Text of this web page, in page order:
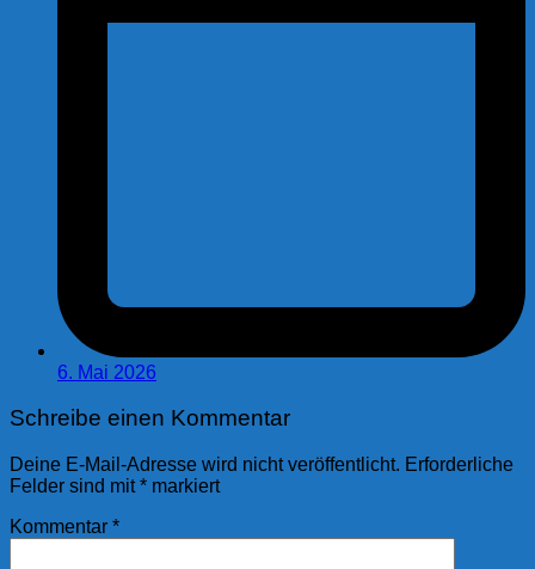
6. Mai 2026
Schreibe einen Kommentar
Deine E-Mail-Adresse wird nicht veröffentlicht. Erforderliche
Felder sind mit* markiert
Kommentar *